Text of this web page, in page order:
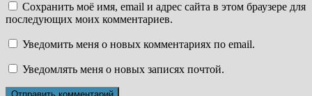
Сохранить моё имя, email и адрес сайта в этом браузере для
последующих моих комментариев.
Уведомить меня о новых комментариях по email.
Уведомлять меня о новых записях почтой.